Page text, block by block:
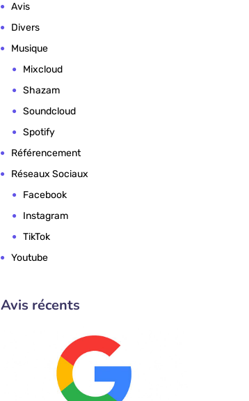
Avis
Divers
Musique
Mixcloud
Shazam
Soundcloud
Spotify
Référencement
Réseaux Sociaux
Facebook
Instagram
TikTok
Youtube
Avis récents